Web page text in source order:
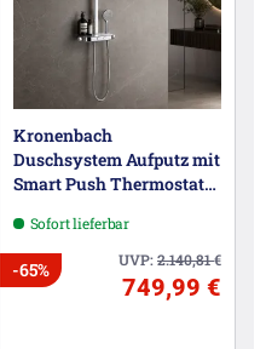
Kronenbach
Duschsystem Aufputz mit
Smart Push Thermostat
Sofort lieferbar
UVP:2.140,81€
-65%
749,99 €